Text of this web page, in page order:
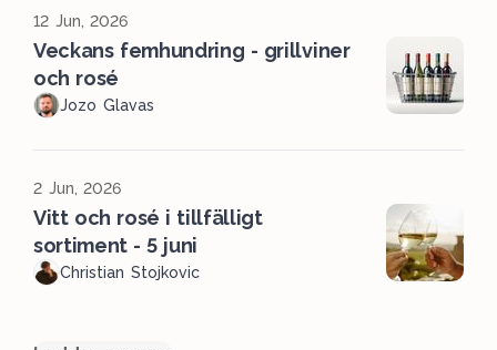
12 Jun, 2026
Veckans femhundring - grillviner
och rosé
Jozo Glavas
2 Jun, 2026
Vitt och rosé i tillfälligt
sortiment - 5 juni
Christian Stojkovic